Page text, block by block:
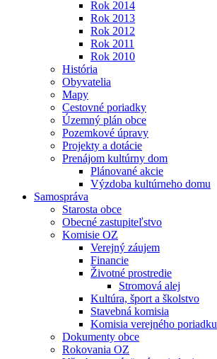
Rok 2014
Rok 2013
Rok 2012
Rok 2011
Rok 2010
História
Obyvatelia
Mapy
Cestovné poriadky
Územný plán obce
Pozemkové úpravy
Projekty a dotácie
Prenájom kultúrny dom
Plánované akcie
Výzdoba kultúrneho domu
Samospráva
Starosta obce
Obecné zastupiteľstvo
Komisie OZ
Verejný záujem
Financie
Životné prostredie
Stromová alej
Kultúra, šport a školstvo
Stavebná komisia
Komisia verejného poriadku
Dokumenty obce
Rokovania OZ